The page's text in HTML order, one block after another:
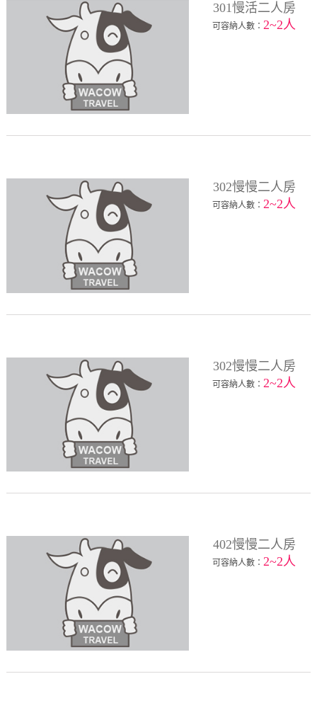
301慢活二人房
可容納人數：2~2人
302慢慢二人房
可容納人數：2~2人
302慢慢二人房
可容納人數： 2~2人
402慢慢二人房
可容納人數：2~2人